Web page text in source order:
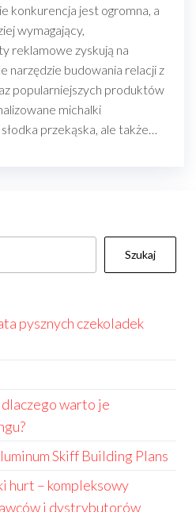
konkurencja jest ogromna, a
wymagający,
reklamowe zyskują na
narzędzie budowania relacji z
popularniejszych produktów
michalki
przekąska, ale także…
Szukaj
pysznych czekoladek
dlaczego warto je
Skiff Building Plans
hurt – kompleksowy
i dystrybutorów